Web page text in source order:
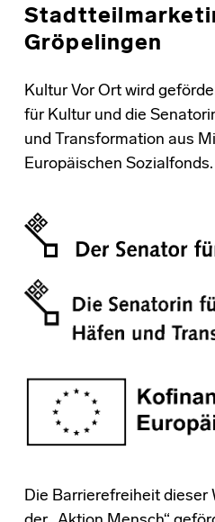
Gröpelingen
Kultur Vor Ort wird
für Kultur und die
und Transformation aus
Europäischen Sozialfonds.
Die Barrierefreiheit dieser